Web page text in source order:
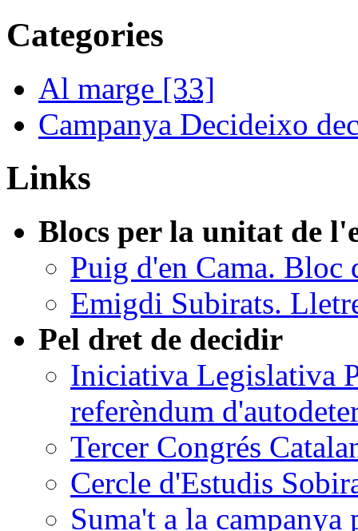
Categories
Al marge [33]
Campanya Decideixo
Links
Blocs per la unitat de
Puig d'en Cama. Bloc
Emigdi Subirats.
Pel dret de decidir
Iniciativa Legislativa
referèndum
Tercer Congrés
Cercle d'Estudis
Suma't a la campanya